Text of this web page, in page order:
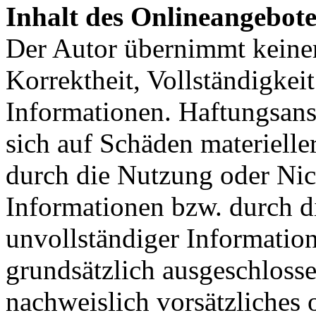
Inhalt des
Der Autor übernimmt
Korrektheit,
Informationen.
sich auf Schäden
durch die Nutzung oder
Informationen bzw. durch
unvollständiger
grundsätzlich
nachweislich vorsätzliches